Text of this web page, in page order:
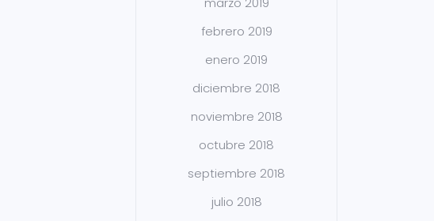
febrero 2019
enero 2019
diciembre 2018
noviembre 2018
octubre 2018
septiembre 2018
julio 2018